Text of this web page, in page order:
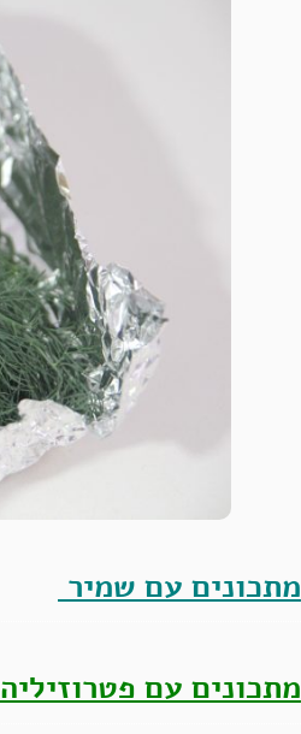
מתכונים עם שמיר
מתכונים עם פטרוזיליה